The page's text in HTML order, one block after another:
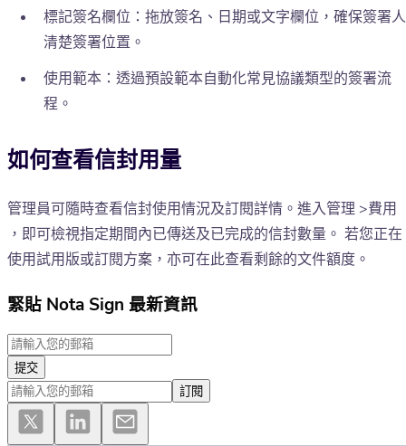
標記簽名欄位：拖放簽名、日期或文字欄位，確保簽署人
清楚簽署位置。
使用範本：透過預設範本自動化常見協議類型的簽署流
程。
如何查看信封用量
管理員可隨時查看信封使用情況及訂閱詳情。進入管理 >費用
，即可檢視指定期間內已傳送及已完成的信封數量。 若您正在
使用試用版或訂閱方案，亦可在此查看剩餘的文件額度。
緊貼 Nota Sign 最新資訊
提交
訂閱